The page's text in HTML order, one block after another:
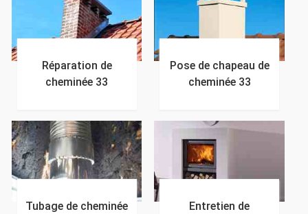
Réparation de
cheminée 33
Pose de chapeau de
cheminée 33
Tubage de cheminée
Entretien de